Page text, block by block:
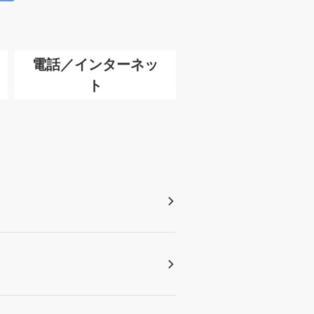
電話／インターネッ
ト